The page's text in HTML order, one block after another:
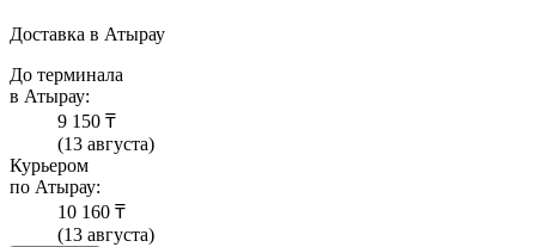
Доставка в Атырау
До терминала
в Атырау:
9 150 ₸
(13 августа)
Курьером
по Атырау:
10 160 ₸
(13 августа)